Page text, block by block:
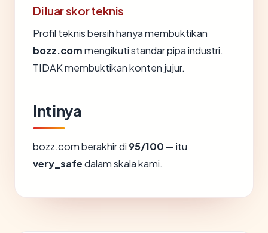
Di luar skor teknis
Profil teknis bersih hanya membuktikan
bozz.commengikuti standar pipa industri.
TIDAK membuktikan konten jujur.
Intinya
bozz.com berakhir di 95/100 — itu
very_safedalam skala kami.